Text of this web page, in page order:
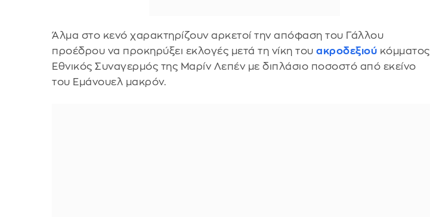
Άλμα στο κενό χαρακτηρίζουν αρκετοί την απόφαση του Γάλλου
προέδρου να προκηρύξει εκλογές μετά τη νίκη τουακροδεξιού κόμματος
Εθνικός Συναγερμός της Μαρίν Λεπέν με διπλάσιο ποσοστό από εκείνο
του Εμάνουελ μακρόν.